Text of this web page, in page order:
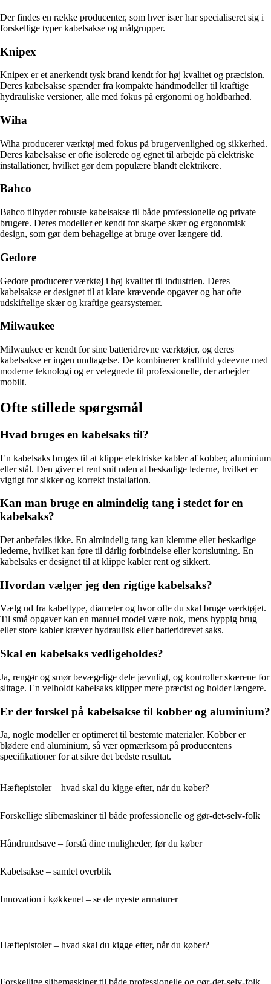
Der findes en række producenter, som hver især har specialiseret sig i
forskellige typer kabelsakse og målgrupper.
Knipex
Knipex er et anerkendt tysk brand kendt for høj kvalitet og præcision.
Deres kabelsakse spænder fra kompakte håndmodeller til kraftige
hydrauliske versioner, alle med fokus på ergonomi og holdbarhed.
Wiha
Wiha producerer værktøj med fokus på brugervenlighed og sikkerhed.
Deres kabelsakse er ofte isolerede og egnet til arbejde på elektriske
installationer, hvilket gør dem populære blandt elektrikere.
Bahco
Bahco tilbyder robuste kabelsakse til både professionelle og private
brugere. Deres modeller er kendt for skarpe skær og ergonomisk
design, som gør dem behagelige at bruge over længere tid.
Gedore
Gedore producerer værktøj i høj kvalitet til industrien. Deres
kabelsakse er designet til at klare krævende opgaver og har ofte
udskiftelige skær og kraftige gearsystemer.
Milwaukee
Milwaukee er kendt for sine batteridrevne værktøjer, og deres
kabelsakse er ingen undtagelse. De kombinerer kraftfuld ydeevne med
moderne teknologi og er velegnede til professionelle, der arbejder
mobilt.
Ofte stillede spørgsmål
Hvad bruges en kabelsaks til?
En kabelsaks bruges til at klippe elektriske kabler af kobber, aluminium
eller stål. Den giver et rent snit uden at beskadige lederne, hvilket er
vigtigt for sikker og korrekt installation.
Kan man bruge en almindelig tang i stedet for en
kabelsaks?
Det anbefales ikke. En almindelig tang kan klemme eller beskadige
lederne, hvilket kan føre til dårlig forbindelse eller kortslutning. En
kabelsaks er designet til at klippe kabler rent og sikkert.
Hvordan vælger jeg den rigtige kabelsaks?
Vælg ud fra kabeltype, diameter og hvor ofte du skal bruge værktøjet.
Til små opgaver kan en manuel model være nok, mens hyppig brug
eller store kabler kræver hydraulisk eller batteridrevet saks.
Skal en kabelsaks vedligeholdes?
Ja, rengør og smør bevægelige dele jævnligt, og kontroller skærene for
slitage. En velholdt kabelsaks klipper mere præcist og holder længere.
Er der forskel på kabelsakse til kobber og aluminium?
Ja, nogle modeller er optimeret til bestemte materialer. Kobber er
blødere end aluminium, så vær opmærksom på producentens
specifikationer for at sikre det bedste resultat.
Hæftepistoler – hvad skal du kigge efter, når du køber?
Forskellige slibemaskiner til både professionelle og gør-det-selv-folk
Håndrundsave – forstå dine muligheder, før du køber
Kabelsakse – samlet overblik
Innovation i køkkenet – se de nyeste armaturer
Hæftepistoler – hvad skal du kigge efter, når du køber?